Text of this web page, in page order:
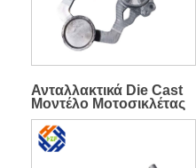
Ανταλλακτικά Die Cast
Μοντέλο Μοτοσικλέτας
Αλουμινίου